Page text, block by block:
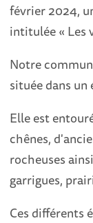
février 2024,
intitulée « Les
Notre
située dans
Elle est
chênes,
rocheuses
garrigues,
Ces différents